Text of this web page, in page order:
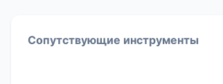
Сопутствующие инструменты